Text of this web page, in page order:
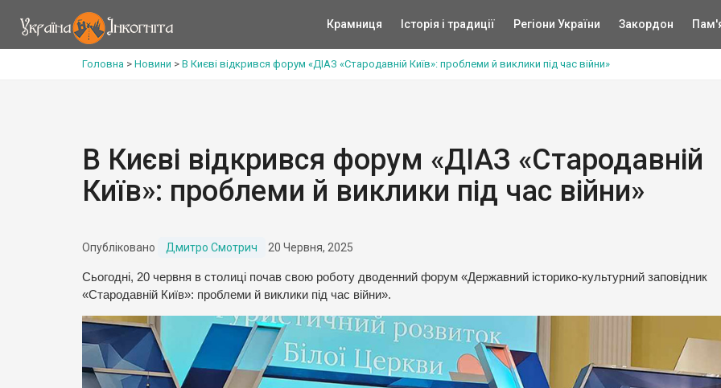
Крамниця Історія і традиції Регіони України Закордон
Головна > Новини > В Києві відкрився форум «ДІАЗ «Стародавній Київ»: проблеми й виклики під час війни»
В Києві відкрився форум «ДІАЗ «Стародавній
Київ»: проблеми й виклики під час війни»
Опубліковано Дмитро Смотрич 20 Червня, 2025
Сьогодні, 20 червня в столиці почав свою роботу дводенний форум «Державний історико-культурний заповідник
«Стародавній Київ»: проблеми й виклики під час війни».